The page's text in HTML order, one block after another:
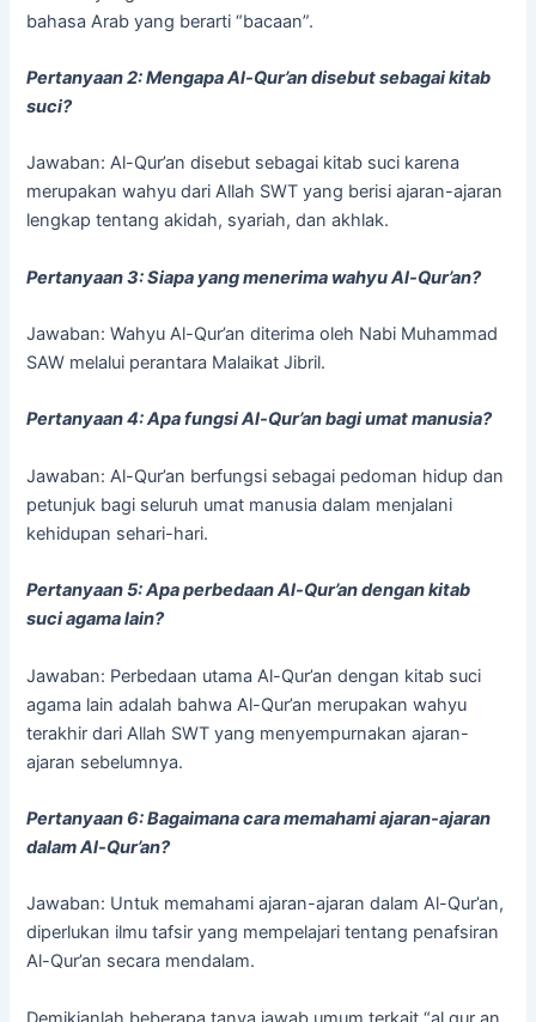
bahasa Arab yang berarti “bacaan”.
Pertanyaan 2: Mengapa Al-Qur’an disebut sebagai kitab
suci?
Jawaban: Al-Qur’an disebut sebagai kitab suci karena
merupakan wahyu dari Allah SWT yang berisi ajaran-ajaran
lengkap tentang akidah, syariah, dan akhlak.
Pertanyaan 3: Siapa yang menerima wahyu Al-Qur’an?
Jawaban: Wahyu Al-Qur’an diterima oleh Nabi Muhammad
SAW melalui perantara Malaikat Jibril.
Pertanyaan 4: Apa fungsi Al-Qur’an bagi umat manusia?
Jawaban: Al-Qur’an berfungsi sebagai pedoman hidup dan
petunjuk bagi seluruh umat manusia dalam menjalani
kehidupan sehari-hari.
Pertanyaan 5: Apa perbedaan Al-Qur’an dengan kitab
suci agama lain?
Jawaban: Perbedaan utama Al-Qur’an dengan kitab suci
agama lain adalah bahwa Al-Qur’an merupakan wahyu
terakhir dari Allah SWT yang menyempurnakan ajaran-
ajaran sebelumnya.
Pertanyaan 6: Bagaimana cara memahami ajaran-ajaran
dalam Al-Qur’an?
Jawaban: Untuk memahami ajaran-ajaran dalam Al-Qur’an,
diperlukan ilmu tafsir yang mempelajari tentang penafsiran
Al-Qur’an secara mendalam.